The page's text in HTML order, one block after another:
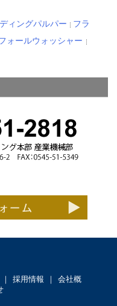
ィングパルパー
フラ
ォールウォッシャー
｜ 採用情報 ｜
会社概